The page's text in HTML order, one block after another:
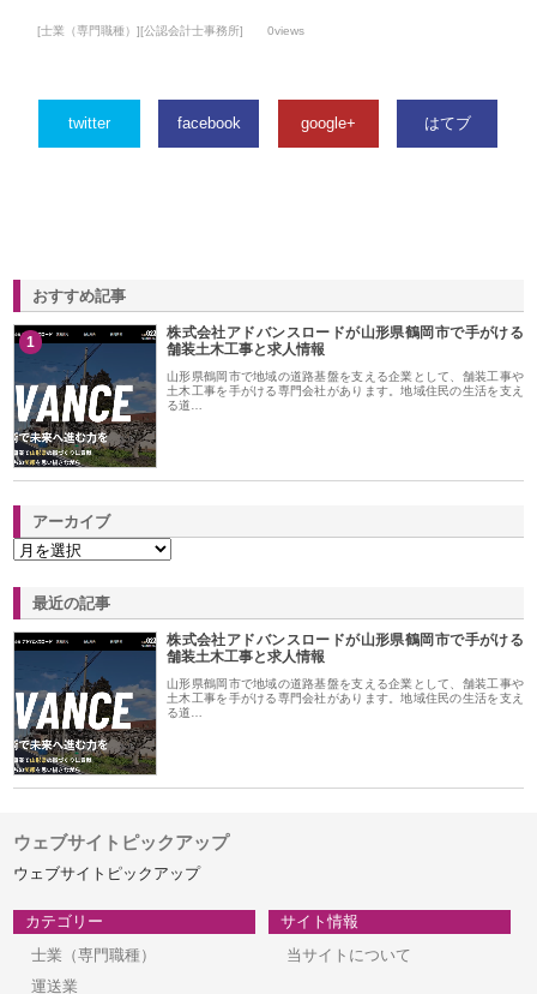
[士業（専門職種）][公認会計士事務所] 0views
twitter facebook google+ はてブ
おすすめ記事
1
株式会社アドバンスロードが山形県鶴岡市で手がける
舗装土木工事と求人情報
山形県鶴岡市で地域の道路基盤を支える企業として、舗装工事や
土木工事を手がける専門会社があります。地域住民の生活を支え
る道…
アーカイブ
最近の記事
株式会社アドバンスロードが山形県鶴岡市で手がける
舗装土木工事と求人情報
山形県鶴岡市で地域の道路基盤を支える企業として、舗装工事や
土木工事を手がける専門会社があります。地域住民の生活を支え
る道…
ウェブサイトピックアップ
ウェブサイトピックアップ
カテゴリー
士業（専門職種）
運送業
サイト情報
当サイトについて